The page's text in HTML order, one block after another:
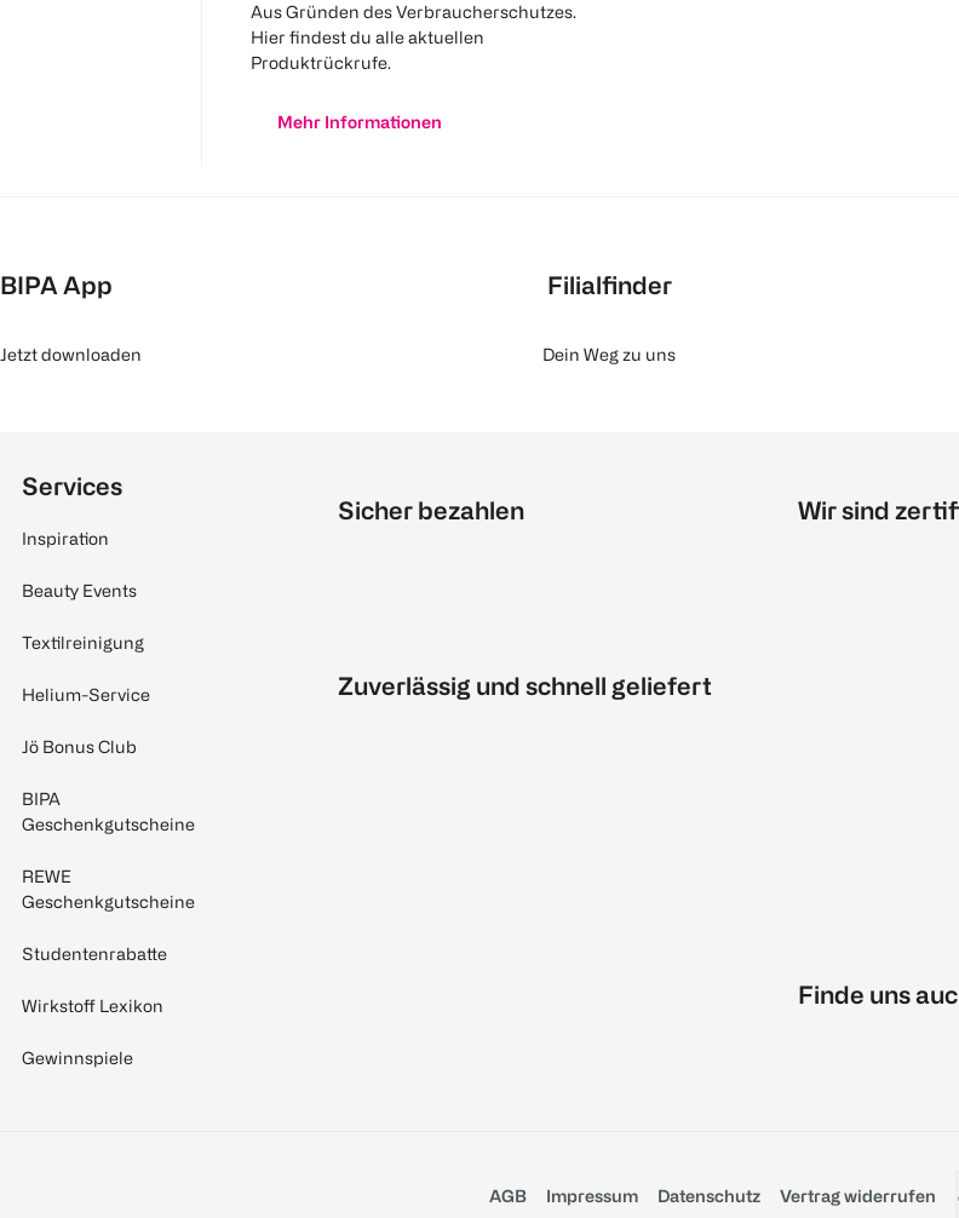
Aus Gründen des Verbraucherschutzes.
Hier findest du alle aktuellen
Produktrückrufe.
Mehr Informationen
BIPA App
Jetzt downloaden
Filialfinder
Dein Weg zu uns
Services
Inspiration
Beauty Events
Textilreinigung
Helium-Service
Jö Bonus Club
BIPA
Geschenkgutscheine
REWE
Geschenkgutscheine
Studentenrabatte
Wirkstoff Lexikon
Gewinnspiele
Sicher bezahlen
Zuverlässig und schnell geliefert
Wir sind
Finde uns
AGB Impressum Datenschutz Vertrag widerrufen